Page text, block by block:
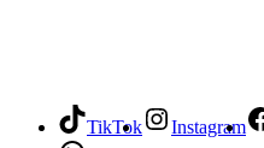
TikTok Instagram